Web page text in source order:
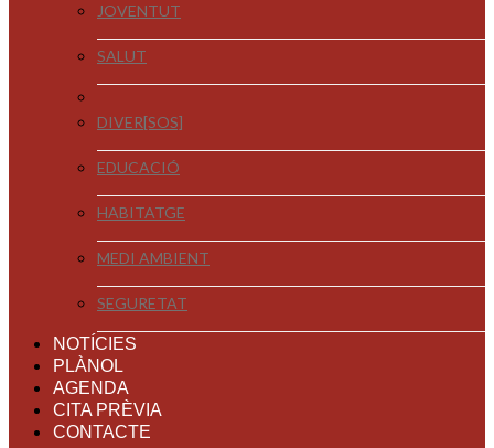
JOVENTUT
SALUT
DIVER[SOS]
EDUCACIÓ
HABITATGE
MEDI AMBIENT
SEGURETAT
NOTÍCIES
PLÀNOL
AGENDA
CITA PRÈVIA
CONTACTE